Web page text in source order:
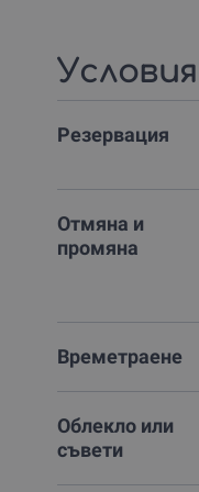
Условия
Резервация
Отмяна и
промяна
Времетраене
Облекло или
съвети